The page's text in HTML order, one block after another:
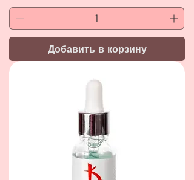
Добавить в корзину